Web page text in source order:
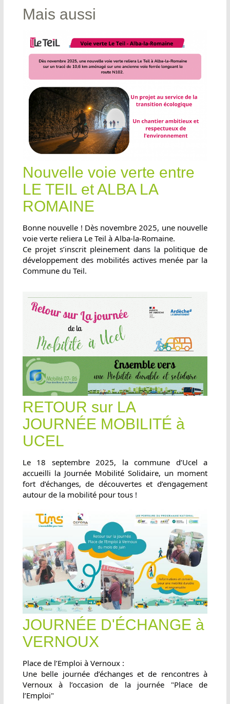
Mais aussi
Nouvelle voie verte entre
LE TEIL et ALBA LA
ROMAINE
Bonne nouvelle ! Dès novembre 2025, une nouvelle
voie verte reliera Le Teil à Alba-la-Romaine.
Ce projet s’inscrit pleinement dans la politique de
développement des mobilités actives menée par la
Commune du Teil.
RETOUR sur LA
JOURNÉE MOBILITÉ à
UCEL
Le 18 septembre 2025, la commune d’Ucel a
accueilli la Journée Mobilité Solidaire, un moment
fort d’échanges, de découvertes et d’engagement
autour de la mobilité pour tous !
JOURNÉE D'ÉCHANGE à
VERNOUX
Place de l’Emploi à Vernoux :
Une belle journée d’échanges et de rencontres à
Vernoux à l’occasion de la journée "Place de
l’Emploi"